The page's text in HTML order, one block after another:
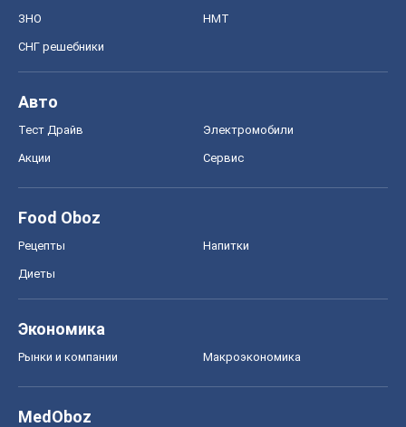
ЗНО НМТ
СНГ решебники
Авто
Тест Драйв Электромобили
Акции Сервис
Food Oboz
Рецепты Напитки
Диеты
Экономика
Рынки и компании Mакроэкономика
MedOboz